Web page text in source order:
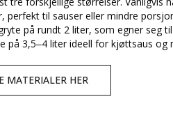
perfekt til sauser eller mindre
på rundt 2 liter, som egner seg
på 3,5–4 liter ideell for kjøttsaus og
MATERIALER HER